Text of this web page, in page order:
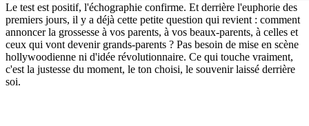
Le test est positif, l'échographie confirme. Et derrière l'euphorie des
premiers jours, il y a déjà cette petite question qui revient : comment
annoncer la grossesse à vos parents, à vos beaux-parents, à celles et
ceux qui vont devenir grands-parents ? Pas besoin de mise en scène
hollywoodienne ni d'idée révolutionnaire. Ce qui touche vraiment,
c'est la justesse du moment, le ton choisi, le souvenir laissé derrière
soi.